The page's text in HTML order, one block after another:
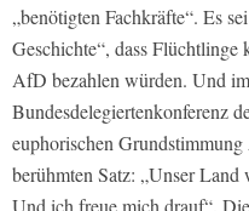
„benötigten Fachkräfte“. Es
Geschichte“, dass
AfD bezahlen würden. Und
Bundesdelegiertenkonferenz
euphorischen
berühmten Satz: „Unser
Und ich freue mich drauf“.